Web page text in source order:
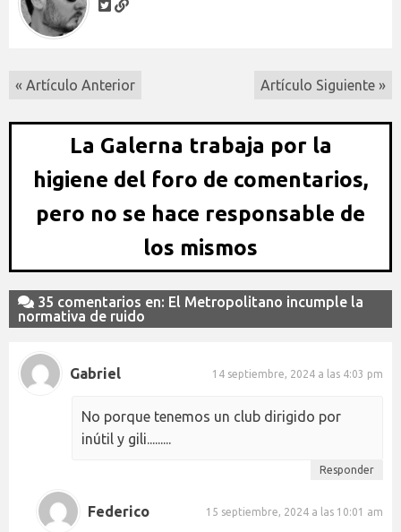
« Artículo Anterior Artículo Siguiente »
La Galerna trabaja por la
higiene del foro de comentarios,
pero no se hace responsable de
los mismos
35 comentarios en: El Metropolitano incumple la
normativa de ruido
Gabriel 14 septiembre, 2024 a las 4:03 pm
No porque tenemos un club dirigido por
inútil y gili.........
Responder
Federico 15 septiembre, 2024 a las 10:01 am